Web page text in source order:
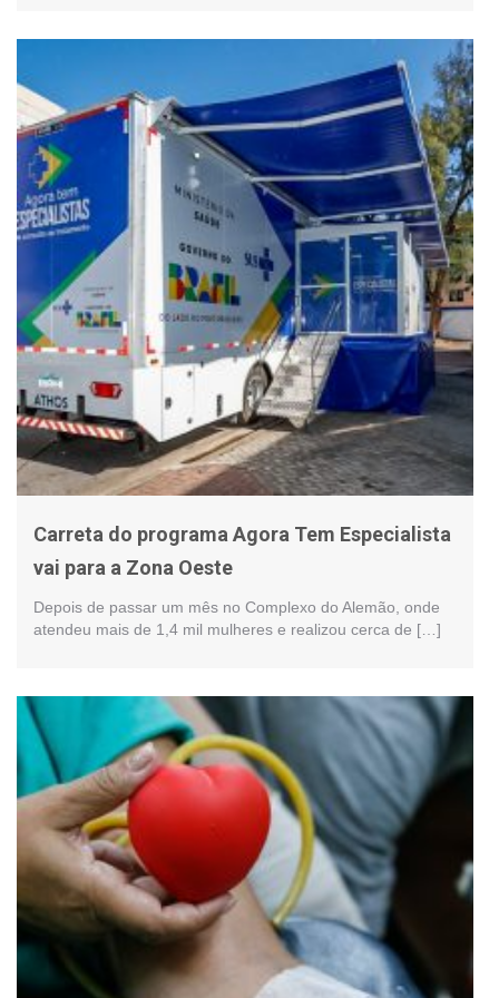
Carreta do programa Agora Tem Especialista
vai para a Zona Oeste
Depois de passar um mês no Complexo do Alemão, onde
atendeu mais de 1,4 mil mulheres e realizou cerca de […]